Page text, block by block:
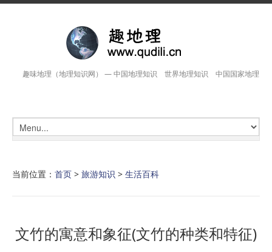
趣味地理（地理知识网） — 中国地理知识 世界地理知识 中国国家地理
当前位置： 首页 > 旅游知识 > 生活百科
文竹的寓意和象征(文竹的种类和特征)